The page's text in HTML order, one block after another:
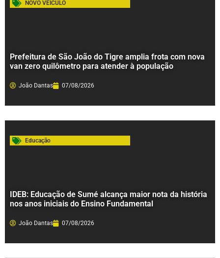
NOVO VEÍCULO
Prefeitura de São João do Tigre amplia frota com nova
van zero quilômetro para atender à população
João Dantas 07/08/2026
Educação
IDEB: Educação de Sumé alcança maior nota da história
nos anos iniciais do Ensino Fundamental
João Dantas 07/08/2026